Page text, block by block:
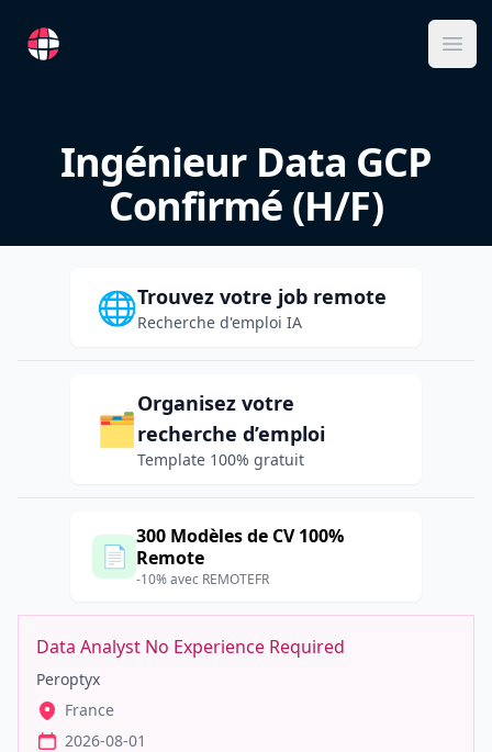
RemoteFR
Ingénieur Data GCP
Confirmé (H/F)
🌐Trouvez votre job remote
Recherche d'emploi IA
🗂️
Organisez votre
recherche d’emploi
Template 100% gratuit
📄
300 Modèles de CV 100%
Remote
-10% avec REMOTEFR
Data Analyst No Experience Required
Peroptyx
France
2026-08-01